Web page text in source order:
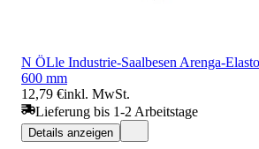
N ÖLle Industrie-Saalbesen Arenga-
600 mm
12,79 €inkl. MwSt.
Lieferung bis 1-2 Arbeitstage
Details anzeigen